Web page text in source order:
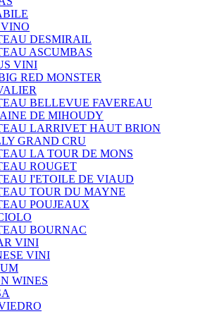
DESMIRAIL
ASCUMBAS
VINI
RED MONSTER
BELLEVUE FAVEREAU
DE MIHOUDY
LARRIVET HAUT BRION
GRAND CRU
LA TOUR DE MONS
ROUGET
I'ETOILE DE VIAUD
TOUR DU MAYNE
POUJEAUX
BOURNAC
VINI
VINI
WINES